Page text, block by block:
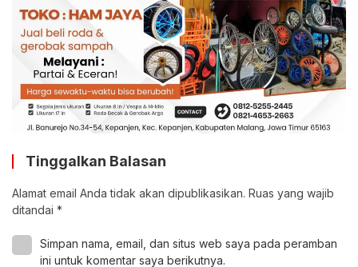
Tinggalkan Balasan
Alamat email Anda tidak akan dipublikasikan. Ruas yang wajib
ditandai *
Simpan nama, email, dan situs web saya pada peramban
ini untuk komentar saya berikutnya.